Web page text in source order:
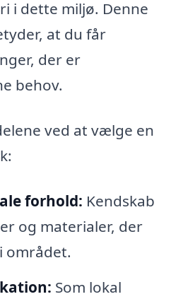
i dette miljø. Denne
at du får
der er
behov.
ved at vælge en
forhold: Kendskab
og materialer, der
området.
Som lokal